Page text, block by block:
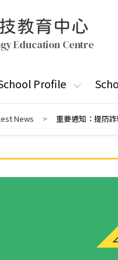
教育中心
Education Centre
Profile
News > 重要通知：提防